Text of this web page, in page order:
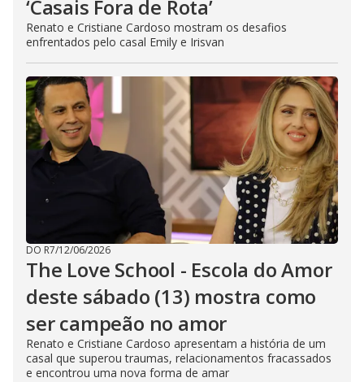
‘Casais Fora de Rota’
Renato e Cristiane Cardoso mostram os desafios
enfrentados pelo casal Emily e Irisvan
DO R7/12/06/2026
The Love School - Escola do Amor
deste sábado (13) mostra como
ser campeão no amor
Renato e Cristiane Cardoso apresentam a história de um
casal que superou traumas, relacionamentos fracassados
e encontrou uma nova forma de amar